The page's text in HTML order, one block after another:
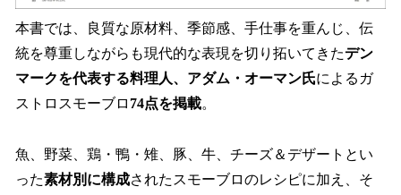
本書では、良質な原材料、季節感、手仕事を重んじ、伝
統を尊重しながらも現代的な表現を切り拓いてきたデン
マークを代表する料理人、アダム・オーマン氏によるガ
ストロスモーブロ 74点を掲載。
魚、野菜、鶏・鴨・雉、豚、牛、チーズ＆デザートとい
った素材別に構成されたスモーブロのレシピに加え、そ